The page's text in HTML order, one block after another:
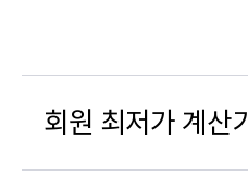
회원 최저가 계산기